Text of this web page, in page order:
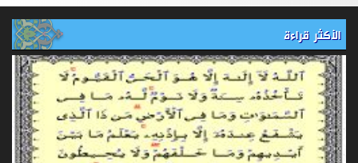
الأكثر قراءة